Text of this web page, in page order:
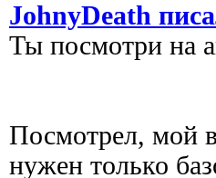
JohnyDeath
Ты посмотри на
Посмотрел, мой
нужен только